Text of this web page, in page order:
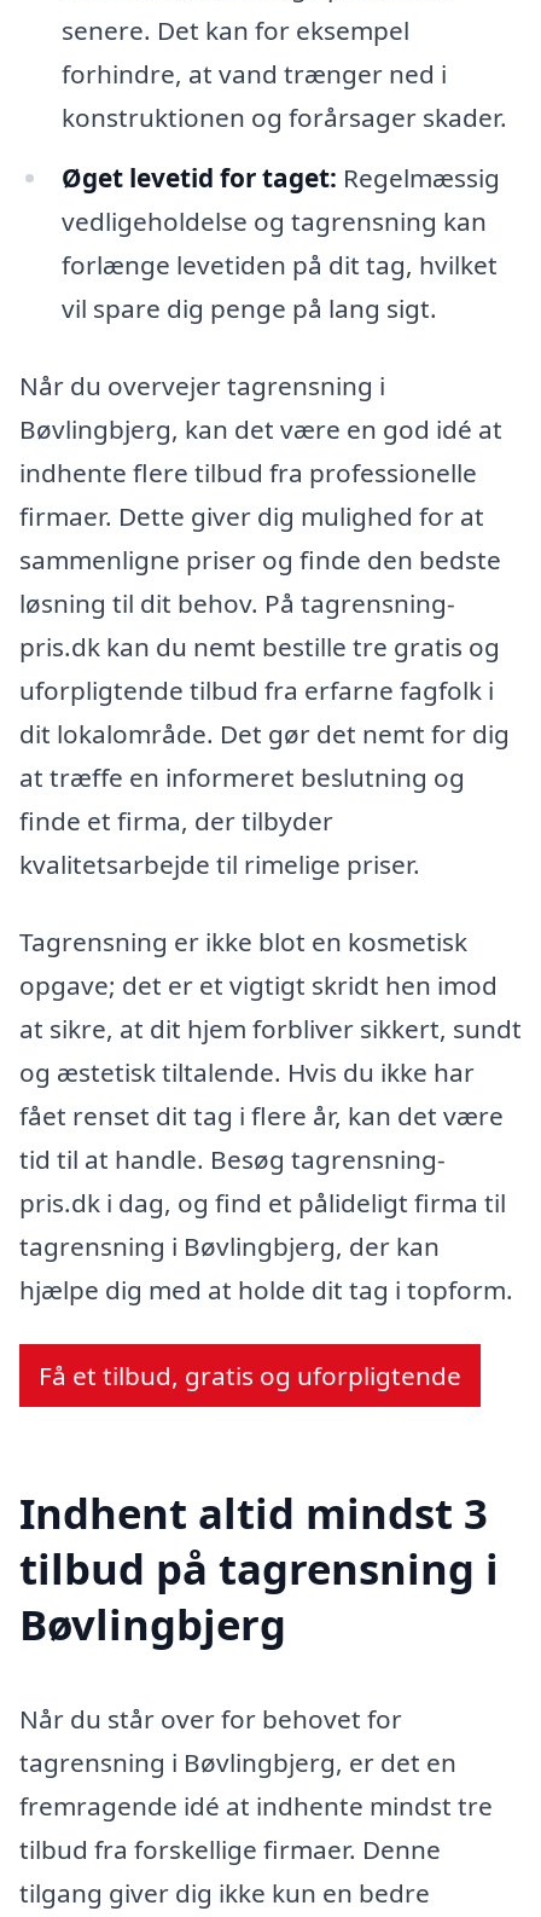
senere. Det kan for eksempel
forhindre, at vand trænger ned i
konstruktionen og forårsager skader.
Øget levetid for taget: Regelmæssig
vedligeholdelse og tagrensning kan
forlænge levetiden på dit tag, hvilket
vil spare dig penge på lang sigt.
Når du overvejer tagrensning i
Bøvlingbjerg, kan det være en god idé at
indhente flere tilbud fra professionelle
firmaer. Dette giver dig mulighed for at
sammenligne priser og finde den bedste
løsning til dit behov. På tagrensning-
pris.dk kan du nemt bestille tre gratis og
uforpligtende tilbud fra erfarne fagfolk i
dit lokalområde. Det gør det nemt for dig
at træffe en informeret beslutning og
finde et firma, der tilbyder
kvalitetsarbejde til rimelige priser.
Tagrensning er ikke blot en kosmetisk
opgave; det er et vigtigt skridt hen imod
at sikre, at dit hjem forbliver sikkert, sundt
og æstetisk tiltalende. Hvis du ikke har
fået renset dit tag i flere år, kan det være
tid til at handle. Besøg tagrensning-
pris.dk i dag, og find et pålideligt firma til
tagrensning i Bøvlingbjerg, der kan
hjælpe dig med at holde dit tag i topform.
Få et tilbud, gratis og uforpligtende
Indhent altid mindst 3
tilbud på tagrensning i
Bøvlingbjerg
Når du står over for behovet for
tagrensning i Bøvlingbjerg, er det en
fremragende idé at indhente mindst tre
tilbud fra forskellige firmaer. Denne
tilgang giver dig ikke kun en bedre